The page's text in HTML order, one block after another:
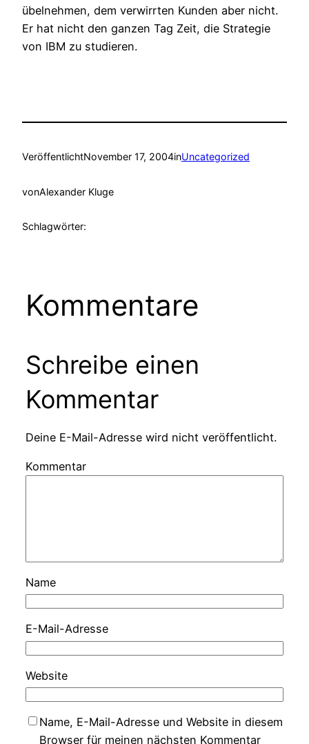
übelnehmen, dem verwirrten Kunden aber nicht.
Er hat nicht den ganzen Tag Zeit, die Strategie
von IBM zu studieren.
VeröffentlichtNovember 17, 2004inUncategorized
vonAlexander Kluge
Schlagwörter:
Kommentare
Schreibe einen
Kommentar
Deine E-Mail-Adresse wird nicht veröffentlicht.
Kommentar
Name
E-Mail-Adresse
Website
Name, E-Mail-Adresse und Website in diesem
Browser für meinen nächsten Kommentar